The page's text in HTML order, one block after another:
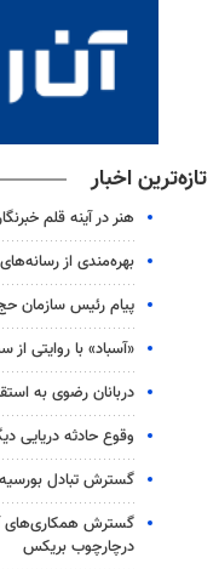
تازه‌ترین اخبار
هنر در آینه قلم
بهره‌مندی از
پیام رئیس سازمان
«آسباد» با روایتی
دربانان رضوی به
وقوع حادثه دریایی
گسترش تبادل
گسترش همکاری‌های
درچارچوب بریکس